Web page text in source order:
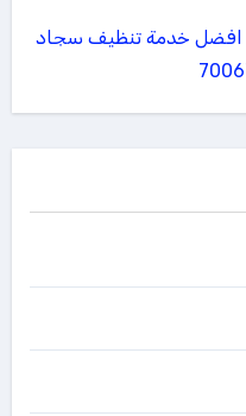
افضل خدمة تنظيف سجاد